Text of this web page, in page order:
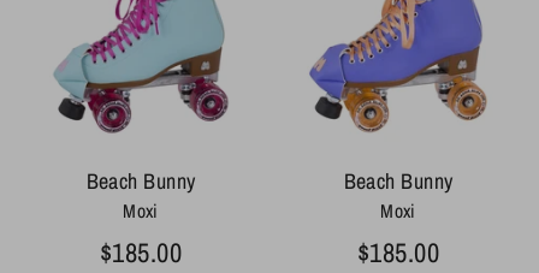
Beach Bunny
Moxi
$185.00
Beach Bunny
Moxi
$185.00